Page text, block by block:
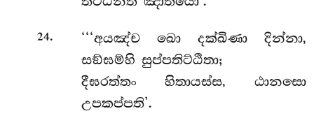
24.
‘‘‘අයඤ්ච ඛො දක්ඛිණා දින්නා,
සඞ්ඝම්හි සුප්පතිට්ඨිතා;
දීඝරත්තං හිතායස්ස, ඨානසො
උපකප්පති’.